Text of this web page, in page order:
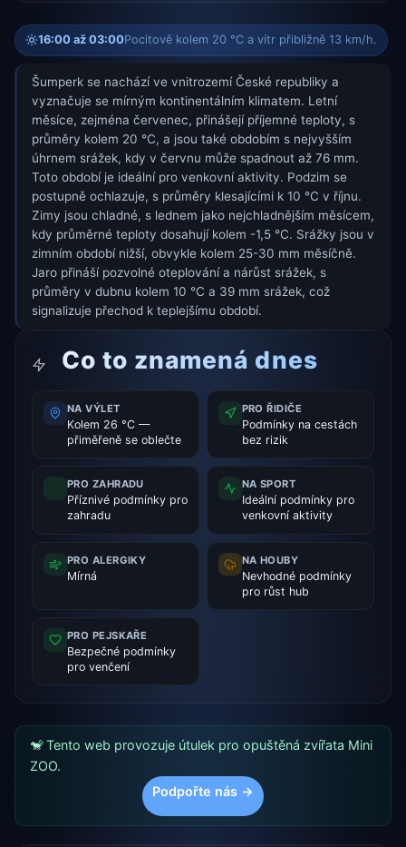
16:00 až 03:00Pocitově kolem 20 °C a vítr přibližně 13 km/h.
Šumperk se nachází ve vnitrozemí České republiky a
vyznačuje se mírným kontinentálním klimatem. Letní
měsíce, zejména červenec, přinášejí příjemné teploty, s
průměry kolem 20 °C, a jsou také obdobím s nejvyšším
úhrnem srážek, kdy v červnu může spadnout až 76 mm.
Toto období je ideální pro venkovní aktivity. Podzim se
postupně ochlazuje, s průměry klesajícími k 10 °C v říjnu.
Zimy jsou chladné, s lednem jako nejchladnějším měsícem,
kdy průměrné teploty dosahují kolem -1,5 °C. Srážky jsou v
zimním období nižší, obvykle kolem 25-30 mm měsíčně.
Jaro přináší pozvolné oteplování a nárůst srážek, s
průměry v dubnu kolem 10 °C a 39 mm srážek, což
signalizuje přechod k teplejšímu období.
Co to znamená dnes
NA VÝLET
Kolem 26 °C —
přiměřeně se oblečte
PRO ŘIDIČE
Podmínky na cestách
bez rizik
PRO ZAHRADU
Příznivé podmínky pro
zahradu
NA SPORT
Ideální podmínky pro
venkovní aktivity
PRO ALERGIKY
Mírná
NA HOUBY
Nevhodné podmínky
pro růst hub
PRO PEJSKAŘE
Bezpečné podmínky
pro venčení
🐒 Tento web provozuje útulek pro opuštěná zvířata Mini
ZOO.
Podpořte nás →